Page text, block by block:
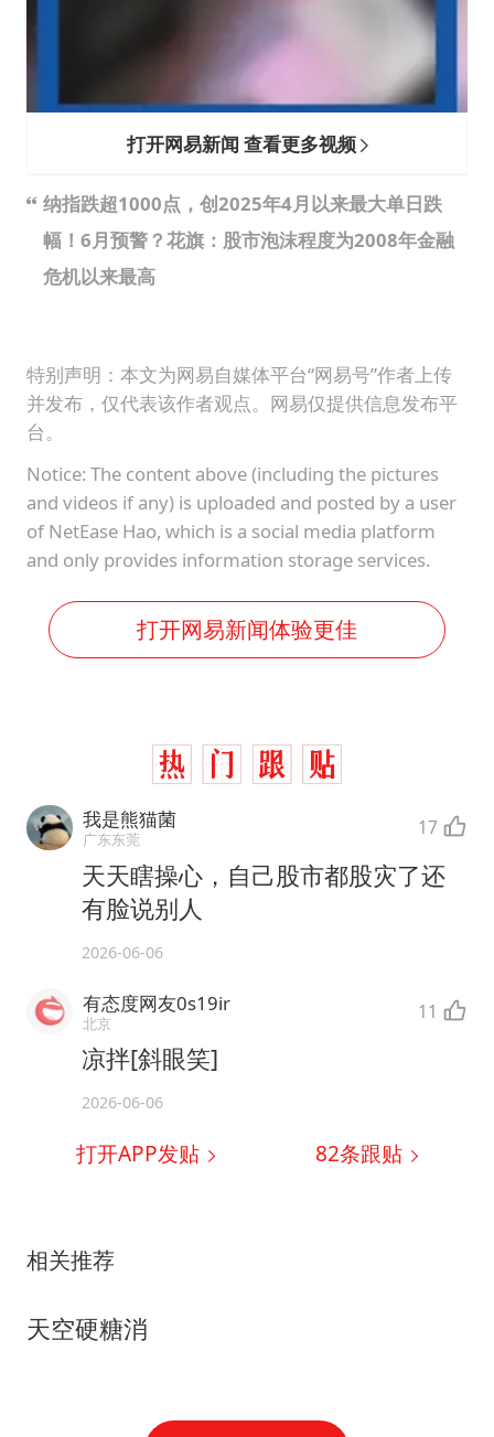
打开网易新闻 查看更多视频
纳指跌超1000点，创2025年4月以来最大单日跌
幅！6月预警？花旗：股市泡沫程度为2008年金融
危机以来最高
特别声明：本文为网易自媒体平台“网易号”作者上传
并发布，仅代表该作者观点。网易仅提供信息发布平
台。
Notice: The content above (including the pictures
and videos if any) is uploaded and posted by a user
of NetEase Hao, which is a social media platform
and only provides information storage services.
打开网易新闻体验更佳
我是熊猫菌
广东东莞 17
天天瞎操心，自己股市都股灾了还
有脸说别人
2026-06-06
有态度网友0s19ir
北京 11
凉拌[斜眼笑]
2026-06-06
打开APP发贴 82条跟贴
相关推荐
天空硬糖消